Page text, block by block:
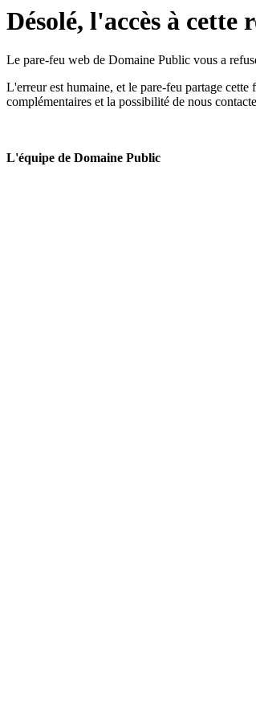
Désolé, l'accès à cette
Le pare-feu web de Domaine Public vous a
L'erreur est humaine, et le pare-feu partage
complémentaires et la possibilité de nous
L'équipe de Domaine Public